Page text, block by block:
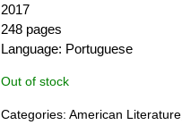
2017
248 pages
Language: Portuguese
Out of stock
Categories:American Literature